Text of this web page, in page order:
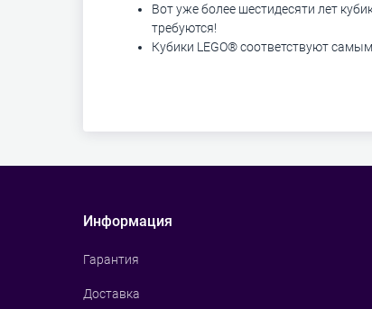
Вот уже более шестидесяти лет
требуются!
Кубики LEGO® соответствуют
Информация
Гарантия
Доставка